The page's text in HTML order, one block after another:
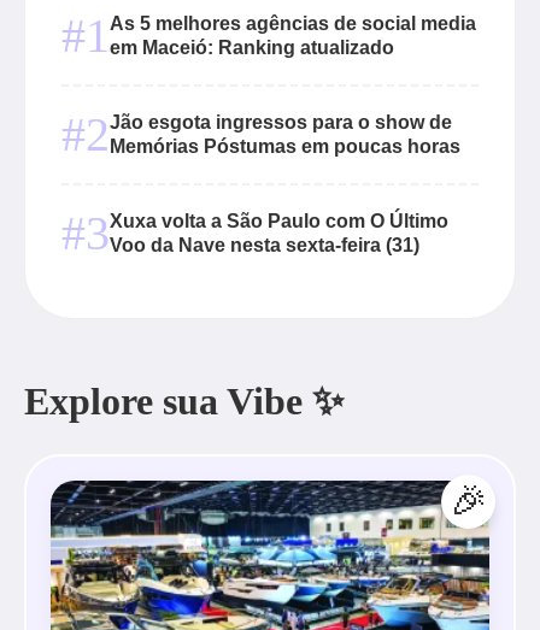
#1As 5 melhores agências de social media
em Maceió: Ranking atualizado
#2Jão esgota ingressos para o show de
Memórias Póstumas em poucas horas
#3Xuxa volta a São Paulo com O Último
Voo da Nave nesta sexta-feira (31)
Explore sua Vibe ✨
🎉